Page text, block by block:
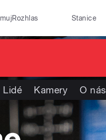
mujRozhlas Stanice
Lidé Kamery O nás